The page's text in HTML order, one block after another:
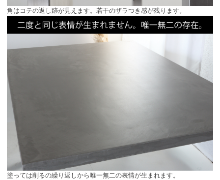
角はコテの返し跡が見えます。若干のザラつき感が残ります。
塗っては削るの繰り返しから唯一無二の表情が生まれます。